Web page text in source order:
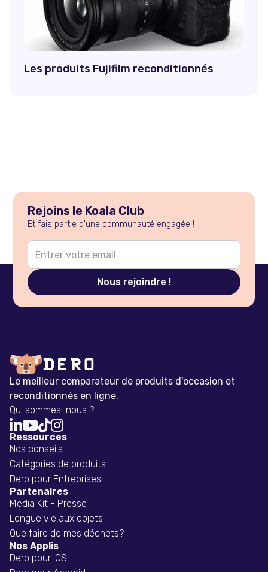
Les produits Fujifilm reconditionnés
Rejoins le Koala Club
Et fais partie d'une communauté engagée !
Le meilleur comparateur de produits d'occasion et
reconditionnés en ligne.
Qui sommes-nous ?

Ressources
Nos conseils
Catégories de produits
Dero pour Entreprises
Partenaires
Media Kit - Presse
Longue vie aux objets
Que faire de mes déchets?
Nos Applis
Dero pour iOS